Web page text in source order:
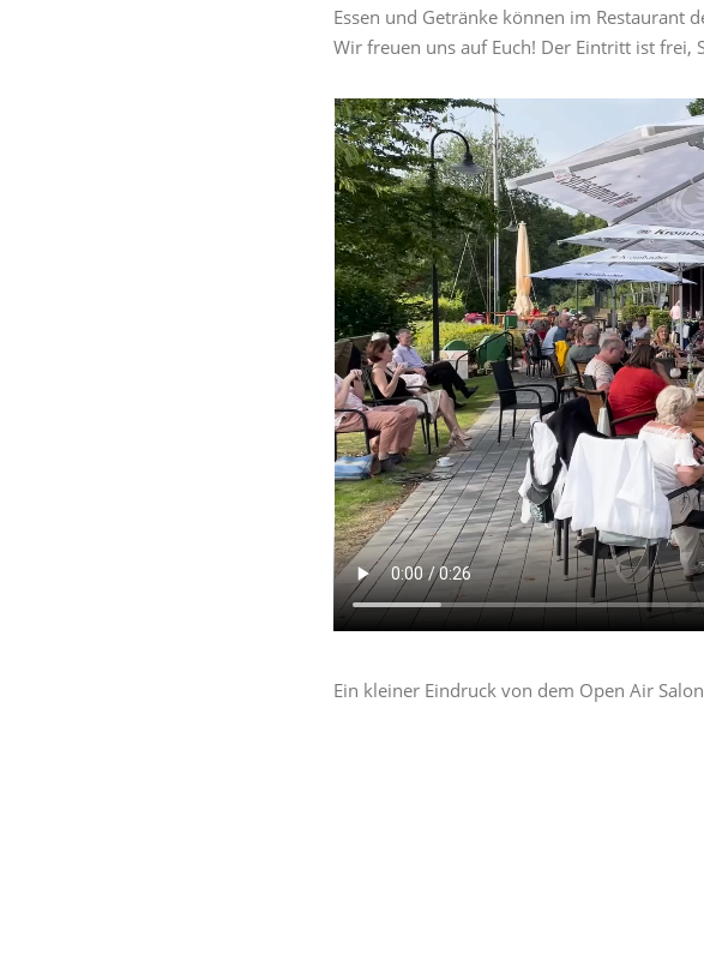
Essen und Getränke können im Restaurant
Wir freuen uns auf Euch! Der Eintritt ist
Ein kleiner Eindruck von dem Open Air